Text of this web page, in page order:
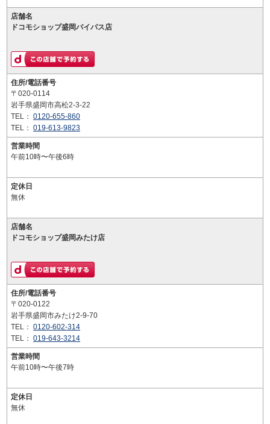
店舗名
ドコモショップ盛岡バイパス店
住所/電話番号
〒020-0114
岩手県盛岡市高松2-3-22
TEL： 0120-655-860
TEL： 019-613-9823
営業時間
午前10時〜午後6時
定休日
無休
店舗名
ドコモショップ盛岡みたけ店
住所/電話番号
〒020-0122
岩手県盛岡市みたけ2-9-70
TEL： 0120-602-314
TEL： 019-643-3214
営業時間
午前10時〜午後7時
定休日
無休